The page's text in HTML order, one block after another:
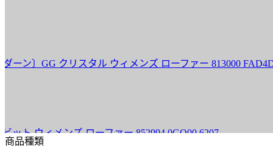
〕GG クリスタル ウィメンズ ローファー 813000 FAD4D
ウィメンズ ローファー 852994 0GQ00 6207
商品種類